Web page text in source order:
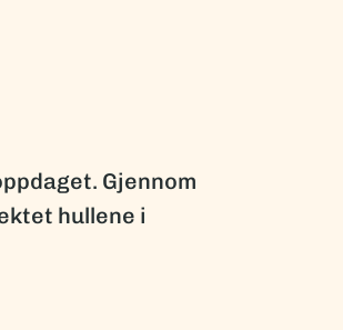
Gjennom
hullene i